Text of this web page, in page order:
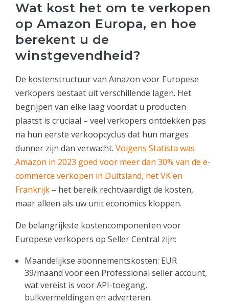
Wat kost het om te verkopen
op Amazon Europa, en hoe
berekent u de
winstgevendheid?
De kostenstructuur van Amazon voor Europese
verkopers bestaat uit verschillende lagen. Het
begrijpen van elke laag voordat u producten
plaatst is cruciaal – veel verkopers ontdekken pas
na hun eerste verkoopcyclus dat hun marges
dunner zijn dan verwacht. Volgens Statista was
Amazon in 2023 goed voor meer dan 30% van de e-
commerce verkopen in Duitsland, het VK en
Frankrijk – het bereik rechtvaardigt de kosten,
maar alleen als uw unit economics kloppen.
De belangrijkste kostencomponenten voor
Europese verkopers op Seller Central zijn:
Maandelijkse abonnementskosten: EUR
39/maand voor een Professional seller account,
wat vereist is voor API-toegang,
bulkvermeldingen en adverteren.